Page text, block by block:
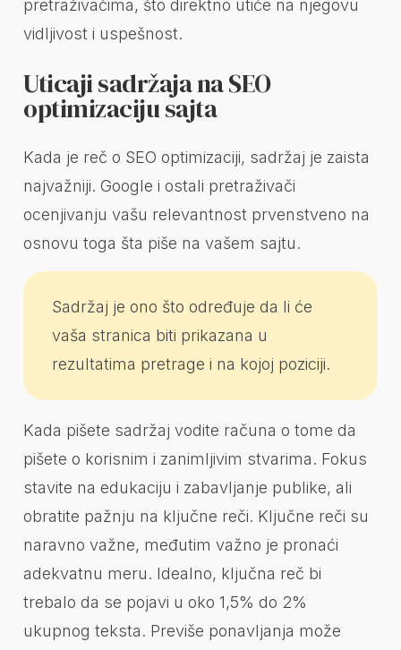
pretraživačima, što direktno utiče na njegovu
vidljivost i uspešnost.
Uticaji sadržaja na SEO
optimizaciju sajta
Kada je reč o SEO optimizaciji, sadržaj je zaista
najvažniji. Google i ostali pretraživači
ocenjivanju vašu relevantnost prvenstveno na
osnovu toga šta piše na vašem sajtu.
Sadržaj je ono što određuje da li će
vaša stranica biti prikazana u
rezultatima pretrage i na kojoj poziciji.
Kada pišete sadržaj vodite računa o tome da
pišete o korisnim i zanimljivim stvarima. Fokus
stavite na edukaciju i zabavljanje publike, ali
obratite pažnju na ključne reči. Ključne reči su
naravno važne, međutim važno je pronaći
adekvatnu meru. Idealno, ključna reč bi
trebalo da se pojavi u oko 1,5% do 2%
ukupnog teksta. Previše ponavljanja može